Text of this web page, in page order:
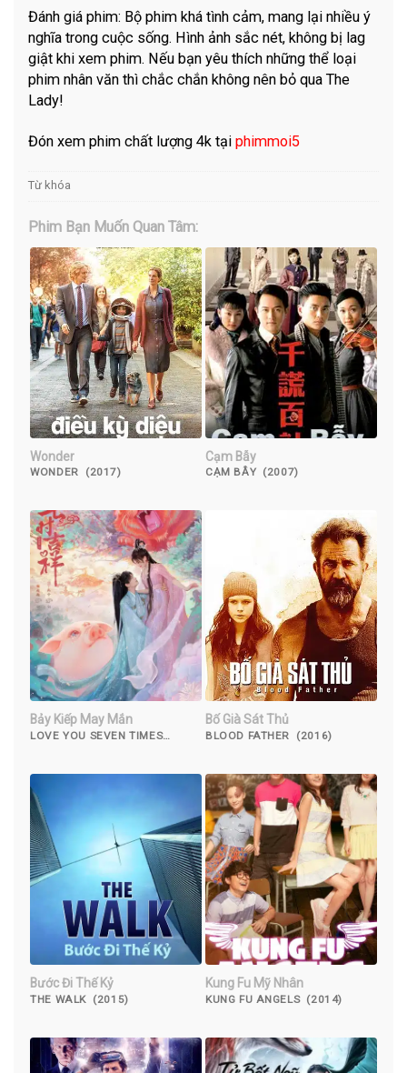
Đánh giá phim: Bộ phim khá tình cảm, mang lại nhiều ý
nghĩa trong cuộc sống. Hình ảnh sắc nét, không bị lag
giật khi xem phim. Nếu bạn yêu thích những thể loại
phim nhân văn thì chắc chắn không nên bỏ qua The
Lady!
Đón xem phim chất lượng 4k tạiphimmoi5
Từ khóa
Phim Bạn Muốn Quan Tâm:
Wonder
WONDER (2017)
Cạm Bẫy
CẠM BẪY (2007)
Bảy Kiếp May Mắn
LOVE YOU SEVEN TIMES
Bố Già Sát Thủ
BLOOD FATHER (2016)
Bước Đi Thế Kỷ
THE WALK (2015)
Kung Fu Mỹ Nhân
KUNG FU ANGELS (2014)